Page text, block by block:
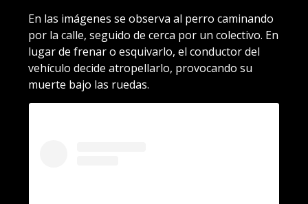
En las imágenes se observa al perro caminando
por la calle, seguido de cerca por un colectivo. En
lugar de frenar o esquivarlo, el conductor del
vehículo decide atropellarlo, provocando su
muerte bajo las ruedas.